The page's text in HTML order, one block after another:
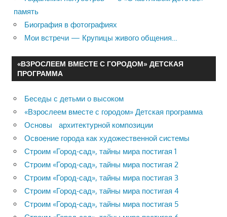
память
Биография в фотографиях
Мои встречи — Крупицы живого общения…
«ВЗРОСЛЕЕМ ВМЕСТЕ С ГОРОДОМ» ДЕТСКАЯ
ПРОГРАММА
Беседы с детьми о высоком
«Взрослеем вместе с городом» Детская программа
Основы архитектурной композиции
Освоение города как художественной системы
Строим «Город-сад», тайны мира постигая 1
Строим «Город-сад», тайны мира постигая 2
Строим «Город-сад», тайны мира постигая 3
Строим «Город-сад», тайны мира постигая 4
Строим «Город-сад», тайны мира постигая 5